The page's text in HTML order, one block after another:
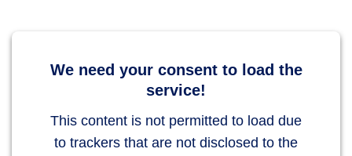
We need your consent to load the
service!
This content is not permitted to load due
to trackers that are not disclosed to the